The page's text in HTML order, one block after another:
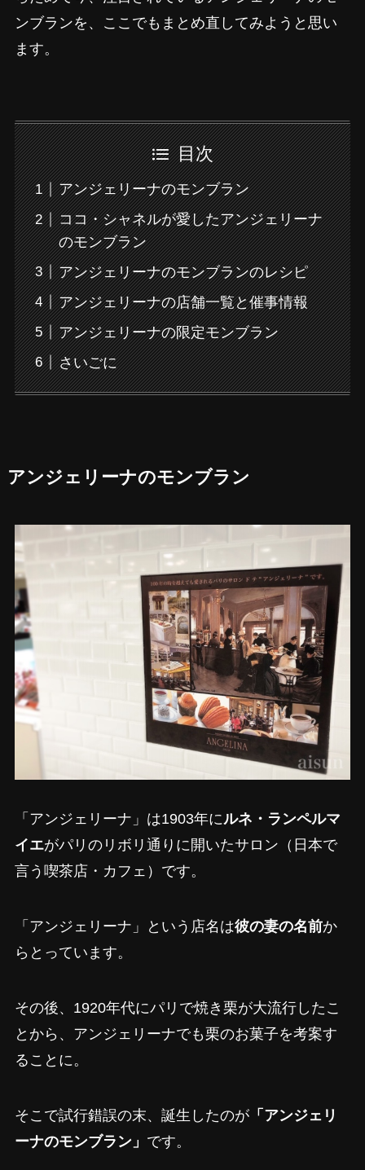
ンブランを、ここでもまとめ直してみようと思い
ます。
目次
アンジェリーナのモンブラン
ココ・シャネルが愛したアンジェリーナ
のモンブラン
アンジェリーナのモンブランのレシピ
アンジェリーナの店舗一覧と催事情報
アンジェリーナの限定モンブラン
さいごに
アンジェリーナのモンブラン
「アンジェリーナ」は1903年にルネ・ランペルマ
イエがパリのリボリ通りに開いたサロン（日本で
言う喫茶店・カフェ）です。
「アンジェリーナ」という店名は彼の妻の名前か
らとっています。
その後、1920年代にパリで焼き栗が大流行したこ
とから、アンジェリーナでも栗のお菓子を考案す
ることに。
そこで試行錯誤の末、誕生したのが「アンジェリ
ーナのモンブラン」 です。